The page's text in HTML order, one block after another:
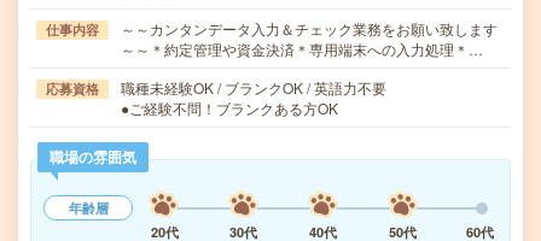
仕事内容
～～カンタンデータ入力＆チェック業務をお願い致します
～～＊約定管理や資金決済＊専用端末への入力処理＊…
応募資格
職種未経験OK / ブランクOK / 英語力不要
●ご経験不問！ブランクある方OK
職場の雰囲気
年齢層
20代
30代 40代 50代
60代